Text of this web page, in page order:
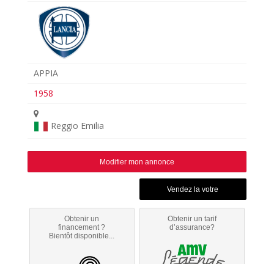
APPIA
1958
Reggio Emilia
Modifier mon annonce
Obtenir un
financement ?
Bientôt disponible...
Obtenir un tarif
d’assurance?